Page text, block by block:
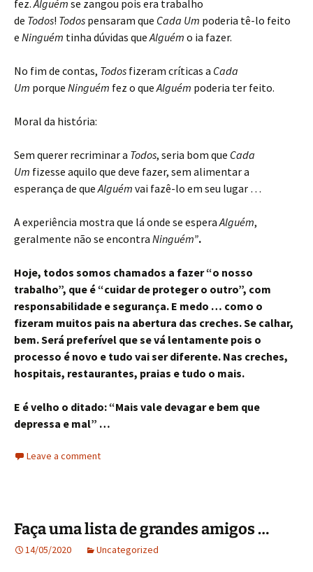
fez.Alguém se zangou pois era trabalho
de Todos! Todos pensaram que Cada Um poderia tê-lo feito
e Ninguém tinha dúvidas queAlguém o ia fazer.
No fim de contas, Todos fizeram críticas a Cada
Um porque Ninguém fez o queAlguém poderia ter feito.
Moral da história:
Sem querer recriminar a Todos, seria bom que Cada
Um fizesse aquilo que deve fazer, sem alimentar a
esperança de queAlguém vai fazê-lo em seu lugar …
A experiência mostra que lá onde se esperaAlguém,
geralmente não se encontra Ninguém”.
Hoje, todos somos chamados a fazer “o nosso
trabalho”, que é “cuidar de proteger o outro”, com
responsabilidade e segurança. E medo … como o
fizeram muitos pais na abertura das creches. Se calhar,
bem. Será preferível que se vá lentamente pois o
processo é novo e tudo vai ser diferente. Nas creches,
hospitais, restaurantes, praias e tudo o mais.
E é velho o ditado: “Mais vale devagar e bem que
depressa e mal” …
Leave a comment
Faça uma lista de grandes amigos …
14/05/2020 Uncategorized